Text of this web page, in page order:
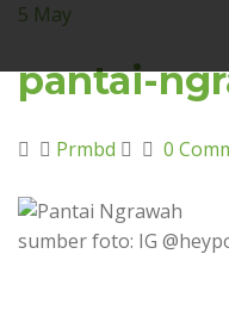
5 May
pantai-
Prmbd 0
sumber foto: IG